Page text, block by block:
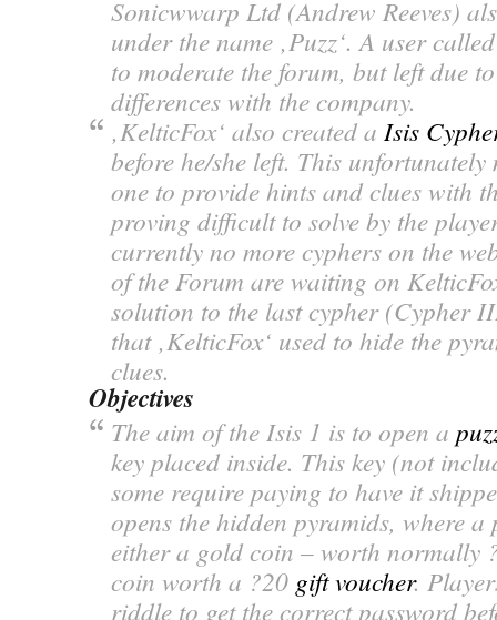
Sonicwwarp Ltd (Andrew Reeves)
under the name ‚Puzz‘. A user
to moderate the forum, but left due
differences with the company.
‚KelticFox‘ also created a Isis
before he/she left. This unfortunately
one to provide hints and clues with
proving difficult to solve by the
currently no more cyphers on the
of the Forum are waiting on
solution to the last cypher (Cypher
that ‚KelticFox‘ used to hide the
clues.
Objectives
The aim of the Isis 1 is to open a
key placed inside. This key (not
some require paying to have it
opens the hidden pyramids, where
either a gold coin – worth normally
coin worth a ?20 gift voucher.
riddle to get the correct password